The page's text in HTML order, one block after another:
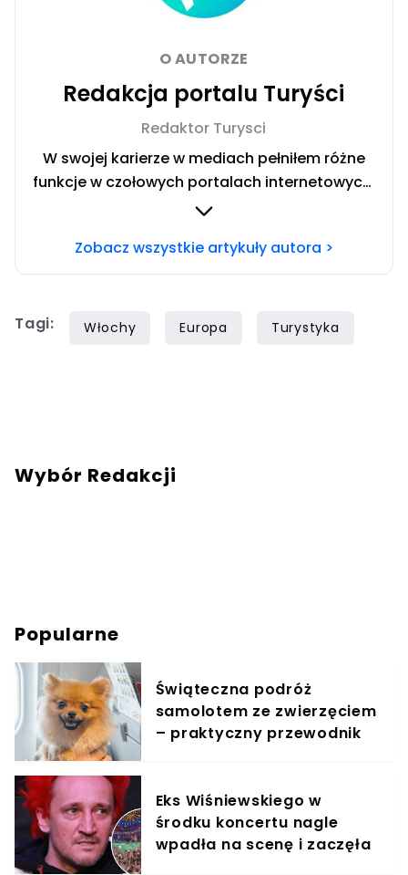
O AUTORZE
Redakcja portalu Turyści
Redaktor Turysci
W swojej karierze w mediach pełniłem różne
funkcje w czołowych portalach internetowych.
Od redaktora, po redaktora naczelnego.
Podróżuję najchętniej po Polsce, uwielbiam
Zobacz wszystkie artykuły autora >
Tagi: Włochy Europa Turystyka
Wybór Redakcji
Popularne
Świąteczna podróż
samolotem ze zwierzęciem
– praktyczny przewodnik
Eks Wiśniewskiego w
środku koncertu nagle
wpadła na scenę i zaczęła